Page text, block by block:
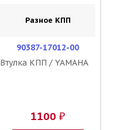
Разное КПП
90387-17012-00
Втулка КПП / YAMAHA
1100 ₽